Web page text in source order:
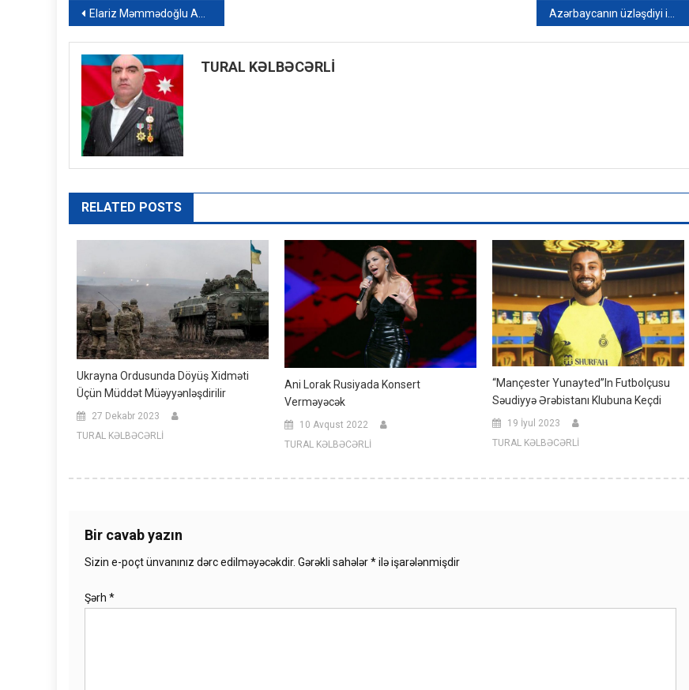
Yazı
naviqasiyası
Elariz Məmmədoğlu ABŞ-da keçirilən Novruz bayramı şənliyinə qatıldı – FOTO
TURAL KƏLBƏCƏRLİ
RELATED POSTS
Ukrayna Ordusunda Döyüş Xidməti
Üçün Müddət Müəyyənləşdirilir
27 Dekabr 2023
TURAL KƏLBƏCƏRLİ
Ani Lorak Rusiyada Konsert
Verməyəcək
10 Avqust 2022
TURAL KƏLBƏCƏRLİ
“Mançester Yunayted”in Futbolçusu
Səudiyyə Ərəbistanı Klubuna Keçdi
19 İyul 2023
TURAL KƏLBƏCƏRLİ
Bir cavab yazın
Sizin e-poçt ünvanınız dərc edilməyəcəkdir. Gərəkli sahələr*ilə işarələnmişdir
Şərh *